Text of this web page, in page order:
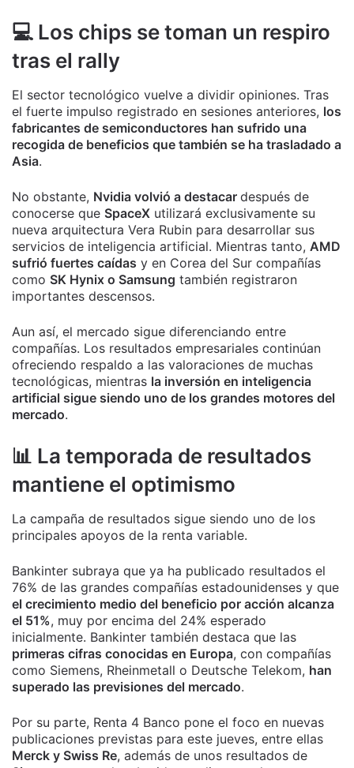
💻 Los chips se toman un respiro
tras el rally
El sector tecnológico vuelve a dividir opiniones. Tras
el fuerte impulso registrado en sesiones anteriores, los
fabricantes de semiconductores han sufrido una
recogida de beneficios que también se ha trasladado a
Asia.
No obstante, Nvidia volvió a destacar después de
conocerse que SpaceX utilizará exclusivamente su
nueva arquitectura Vera Rubin para desarrollar sus
servicios de inteligencia artificial. Mientras tanto, AMD
sufrió fuertes caídas y en Corea del Sur compañías
como SK Hynix o Samsung también registraron
importantes descensos.
Aun así, el mercado sigue diferenciando entre
compañías. Los resultados empresariales continúan
ofreciendo respaldo a las valoraciones de muchas
tecnológicas, mientras la inversión en inteligencia
artificial sigue siendo uno de los grandes motores del
mercado.
📊 La temporada de resultados
mantiene el optimismo
La campaña de resultados sigue siendo uno de los
principales apoyos de la renta variable.
Bankinter subraya que ya ha publicado resultados el
76% de las grandes compañías estadounidenses y que
el crecimiento medio del beneficio por acción alcanza
el 51%, muy por encima del 24% esperado
inicialmente. Bankinter también destaca que las
primeras cifras conocidas en Europa, con compañías
como Siemens, Rheinmetall o Deutsche Telekom, han
superado las previsiones del mercado.
Por su parte, Renta 4 Banco pone el foco en nuevas
publicaciones previstas para este jueves, entre ellas
Merck y Swiss Re, además de unos resultados de